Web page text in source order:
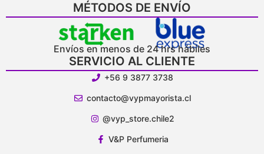
MÉTODOS DE ENVÍO
Envíos en menos de 24 hrs hábiles
SERVICIO AL CLIENTE
+56 9 3877 3738
contacto@vypmayorista.cl
@vyp_store.chile2
V&P Perfumeria